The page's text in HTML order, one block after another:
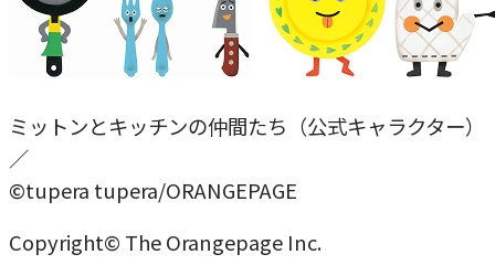
ミットンとキッチンの仲間たち（公式キャラクター）
／
©tupera tupera/ORANGEPAGE
Copyright© The Orangepage Inc.